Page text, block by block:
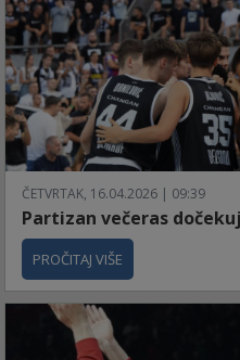
ČETVRTAK, 16.04.2026 | 09:39
Partizan večeras
PROČITAJ VIŠE